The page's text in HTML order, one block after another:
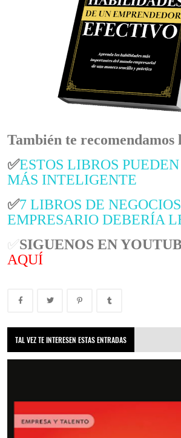
También te recomendamos
✅ESTOS LIBROS
MÁS INTELIGENTE
✅7 LIBROS DE
EMPRESARIO DEBERÍA
✅SIGUENOS EN
AQUÍ
TAL VEZ TE INTERESEN ESTAS ENTRADAS